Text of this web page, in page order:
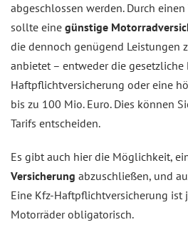
abgeschlossen werden. Durch
sollte eine günstige
die dennoch genügend Leistungen
anbietet – entweder die gesetzliche
Haftpflichtversicherung oder eine
bis zu 100 Mio. Euro. Dies können
Tarifs entscheiden.
Es gibt auch hier die Möglichkeit,
Versicherung abzuschließen, und
Eine Kfz-Haftpflichtversicherung ist
Motorräder obligatorisch.